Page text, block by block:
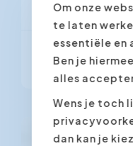
Vanaf
Om onze
te laten
essentiële en
Ben je
alles
Wens je toch
dan kan je